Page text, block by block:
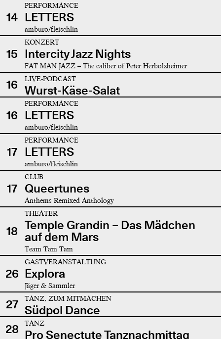
14
PERFORMANCE
LETTERS
amburo/fleischlin
15
KONZERT
Intercity Jazz Nights
FAT MAN JAZZ – The caliber of Peter Herbolzheimer
16 LIVE-PODCAST
Wurst-Käse-Salat
16
PERFORMANCE
LETTERS
amburo/fleischlin
17
PERFORMANCE
LETTERS
amburo/fleischlin
17
CLUB
Queertunes
Anthems Remixed Anthology
18
THEATER
Temple Grandin – Das Mädchen
auf dem Mars
Team Tam Tam
26
GASTVERANSTALTUNG
Explora
Jäger & Sammler
27 TANZ, ZUM MITMACHEN
Südpol Dance
28
TANZ
Pro Senectute Tanznachmittag